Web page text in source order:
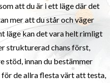
att du är i ett läge där det
mer att du står och väger
läge kan det vara helt rimligt
strukturerad chans först,
stöd, innan du bestämmer
de allra flesta värt att testa,